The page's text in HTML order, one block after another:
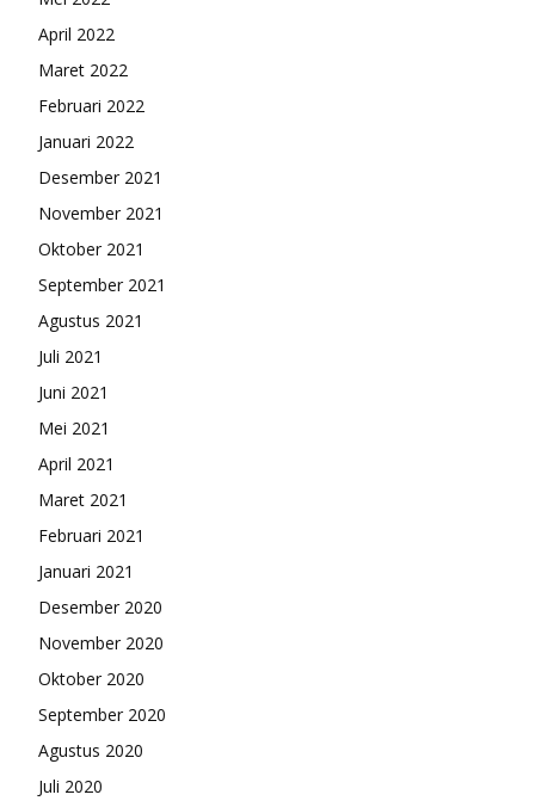
April 2022
Maret 2022
Februari 2022
Januari 2022
Desember 2021
November 2021
Oktober 2021
September 2021
Agustus 2021
Juli 2021
Juni 2021
Mei 2021
April 2021
Maret 2021
Februari 2021
Januari 2021
Desember 2020
November 2020
Oktober 2020
September 2020
Agustus 2020
Juli 2020